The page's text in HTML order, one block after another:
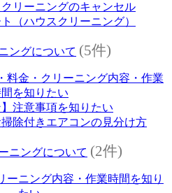
リーニングのキャンセル
（ハウスクリーニング）
ングについて (5件)
料金・クリーニング内容・作業
を知りたい
】注意事項を知りたい
除付きエアコンの見分け方
ニングについて (2件)
ーニング内容・作業時間を知り